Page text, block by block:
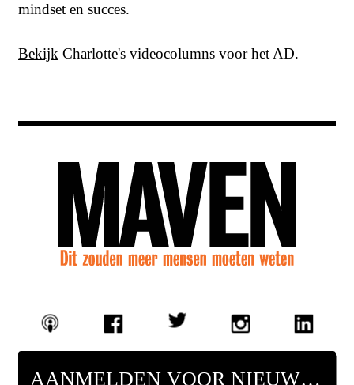
mindset en succes.
Bekijk Charlotte's videocolumns voor het AD.
AANMELDEN VOOR NIEUWSBRIEF